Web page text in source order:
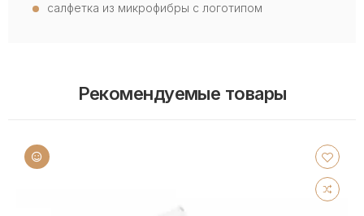
салфетка из микрофибры с логотипом
Рекомендуемые товары